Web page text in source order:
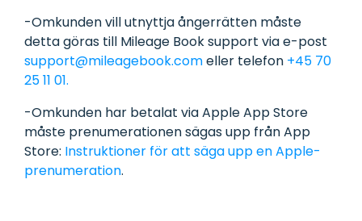
-Omkunden vill utnyttja ångerrätten måste
detta göras till Mileage Book support via e-post
support@mileagebook.comeller telefon +45 70
25 11 01.
-Omkunden har betalat via Apple App Store
måste prenumerationen sägas upp från App
Store: Instruktioner för att säga upp en Apple-
prenumeration.